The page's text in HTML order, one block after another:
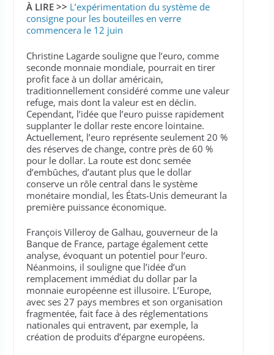
À LIRE >> L’expérimentation du système de
consigne pour les bouteilles en verre
commencera le 12 juin
Christine Lagarde souligne que l’euro, comme
seconde monnaie mondiale, pourrait en tirer
profit face à un dollar américain,
traditionnellement considéré comme une valeur
refuge, mais dont la valeur est en déclin.
Cependant, l’idée que l’euro puisse rapidement
supplanter le dollar reste encore lointaine.
Actuellement, l’euro représente seulement 20 %
des réserves de change, contre près de 60 %
pour le dollar. La route est donc semée
d’embûches, d’autant plus que le dollar
conserve un rôle central dans le système
monétaire mondial, les États-Unis demeurant la
première puissance économique.
François Villeroy de Galhau, gouverneur de la
Banque de France, partage également cette
analyse, évoquant un potentiel pour l’euro.
Néanmoins, il souligne que l’idée d’un
remplacement immédiat du dollar par la
monnaie européenne est illusoire. L’Europe,
avec ses 27 pays membres et son organisation
fragmentée, fait face à des réglementations
nationales qui entravent, par exemple, la
création de produits d’épargne européens.